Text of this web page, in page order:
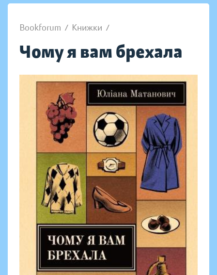
Bookforum / Книжки /
Чому я вам брехала